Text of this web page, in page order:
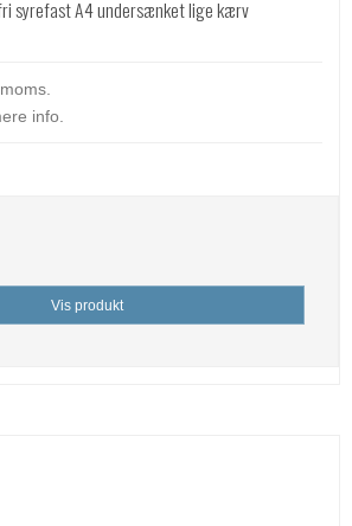
syrefast A4 undersænket lige kærv
info.
Vis produkt